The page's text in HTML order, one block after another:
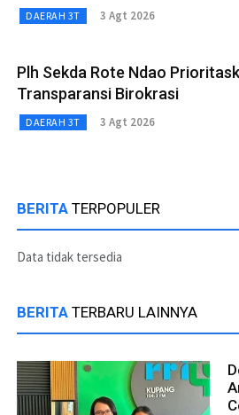
DAERAH 3T 3 Agt 2026
Plh Sekda Rote Ndao
Transparansi Birokrasi
DAERAH 3T 3 Agt 2026
BERITA TERPOPULER
Data tidak tersedia
BERITA TERBARU LAINNYA